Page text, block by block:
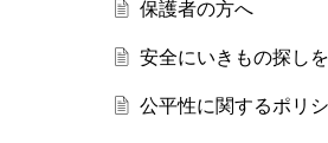
保護者の方へ
安全にいきもの探し
公平性に関するポリ